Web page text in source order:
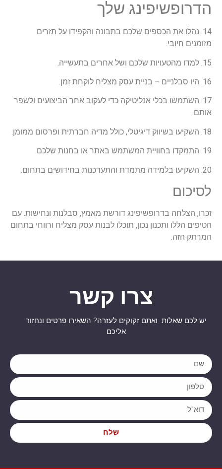
הדרופשיפינג שלך
14. נהלו את הכספים שלכם בתבונה והקפידו על תזרים
מזומנים חיובי.
15. למדו מהטעויות שלכם ושל אחרים בתעשייה.
16. היו סבלניים – בניית עסק מצליח לוקחת זמן.
17. השתמשו בכלי אנליטיקה כדי לעקוב אחר הביצועים ולשפר
אותם.
18. השקיעו בשיווק דיגיטלי, כולל מדיה חברתית ופרסום ממומן.
19. התמקדו בחוויית המשתמש באתר או בחנות שלכם.
20. השקיעו בלמידה מתמדת והתעדכנות בחידושים בתחום.
לסיכום
זכרו, הצלחה בדרופשיפינג דורשת מאמץ, סבלנות ונחישות. עם
הטיפים הללו ותכנון נכון, תוכלו לבנות עסק מצליח ורווחי בתחום
המרתק הזה.
צרו קשר
יש לכם שאלות ואתם זקוקים לעזרה? השאירו פרטים ונחזור
אליכם
שלח